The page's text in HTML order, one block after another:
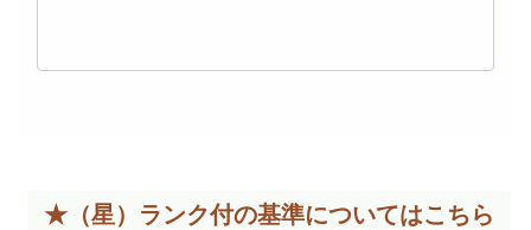
★（星）ランク付の基準についてはこちら